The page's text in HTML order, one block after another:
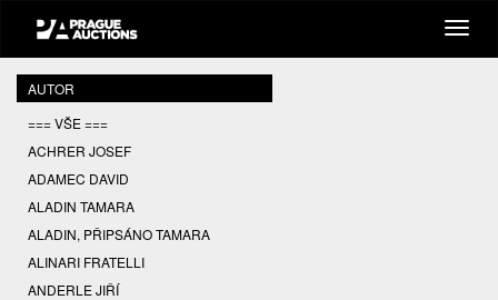
AUTOR
=== VŠE ===
ACHRER JOSEF
ADAMEC DAVID
ALADIN TAMARA
ALADIN, PŘIPSÁNO TAMARA
ALINARI FRATELLI
ANDERLE JIŘÍ